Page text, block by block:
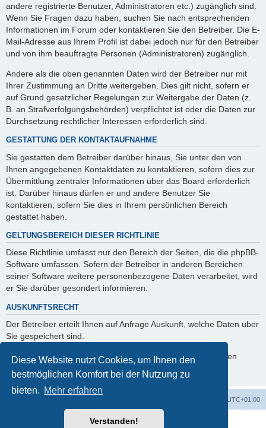
Diese Website nutzt Cookies, um Ihnen den
bestmöglichen Komfort bei der Nutzung zu
bieten. Mehr erfahren
Verstanden!
andere registrierte Benutzer, Administratoren etc.) zugänglich sind.
Wenn Sie Fragen dazu haben, suchen Sie nach entsprechenden
Informationen im Forum oder kontaktieren Sie den Betreiber. Die E-
Mail-Adresse aus Ihrem Profil ist dabei jedoch nur für den Betreiber
und von ihm beauftragte Personen (Administratoren) zugänglich.
Andere als die oben genannten Daten wird der Betreiber nur mit
Ihrer Zustimmung an Dritte weitergeben. Dies gilt nicht, sofern er
auf Grund gesetzlicher Regelungen zur Weitergabe der Daten (z.
B. an Strafverfolgungsbehörden) verpflichtet ist oder die Daten zur
Durchsetzung rechtlicher Interessen erforderlich sind.
GESTATTUNG DER KONTAKTAUFNAHME
Sie gestatten dem Betreiber darüber hinaus, Sie unter den von
Ihnen angegebenen Kontaktdaten zu kontaktieren, sofern dies zur
Übermittlung zentraler Informationen über das Board erforderlich
ist. Darüber hinaus dürfen er und andere Benutzer Sie
kontaktieren, sofern Sie dies in Ihrem persönlichen Bereich
gestattet haben.
GELTUNGSBEREICH DIESER RICHTLINIE
Diese Richtlinie umfasst nur den Bereich der Seiten, die die phpBB-
Software umfassen. Sofern der Betreiber in anderen Bereichen
seiner Software weitere personenbezogene Daten verarbeitet, wird
er Sie darüber gesondert informieren.
AUSKUNFTSRECHT
Der Betreiber erteilt Ihnen auf Anfrage Auskunft, welche Daten über
Sie gespeichert sind.
Sie können jederzeit die Löschung bzw. Sperrung Ihrer Daten
verlangen. Kontaktieren Sie hierzu bitte den Betreiber.
UTC+01:00
Powered byphpBB® Forum Software © phpBB Limited